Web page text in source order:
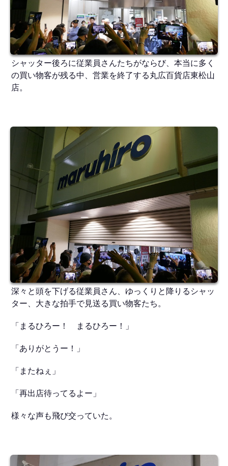
シャッター後ろに従業員さんたちがならび、本当に多く
の買い物客が残る中、営業を終了する丸広百貨店東松山
店。
深々と頭を下げる従業員さん、ゆっくりと降りるシャッ
ター、大きな拍手で見送る買い物客たち。
「まるひろー！ まるひろー！」
「ありがとうー！」
「またねぇ」
「再出店待ってるよー」
様々な声も飛び交っていた。